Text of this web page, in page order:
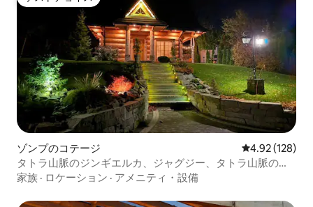
ゲストチョイス
ゾンプのコテージ レビュー128
4.92 (128)
タトラ山脈のジンギエルカ、ジャグジー、タトラ山脈の眺
め
家族 · ロケーション · アメニティ・設備